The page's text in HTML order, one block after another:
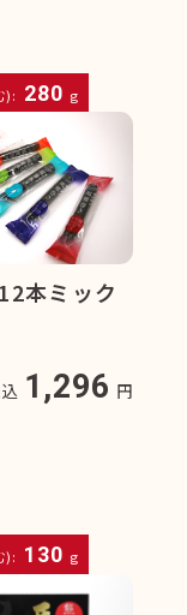
): 280 g
本ミック
1,296 円
): 130 g